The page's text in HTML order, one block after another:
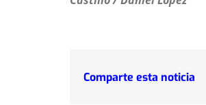
Comparte esta noticia